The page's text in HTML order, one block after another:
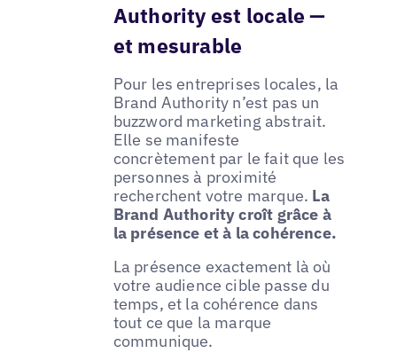
Authority est locale —
et mesurable
Pour les entreprises locales, la
Brand Authority n’est pas un
buzzword marketing abstrait.
Elle se manifeste
concrètement par le fait que les
personnes à proximité
recherchent votre marque. La
Brand Authority croît grâce à
la présence et à la cohérence.
La présence exactement là où
votre audience cible passe du
temps, et la cohérence dans
tout ce que la marque
communique.